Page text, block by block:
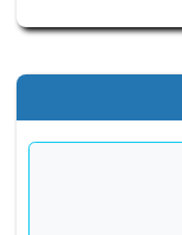
右邊區域內容